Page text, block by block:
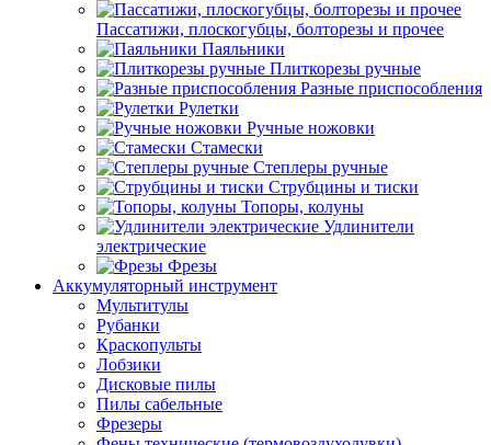
Пассатижи, плоскогубцы, болторезы и прочее
Паяльники
Плиткорезы ручные
Разные приспособления
Рулетки
Ручные ножовки
Стамески
Степлеры ручные
Струбцины и тиски
Топоры, колуны
Удлинители
электрические
Фрезы
Аккумуляторный инструмент
Мультитулы
Рубанки
Краскопульты
Лобзики
Дисковые пилы
Пилы сабельные
Фрезеры